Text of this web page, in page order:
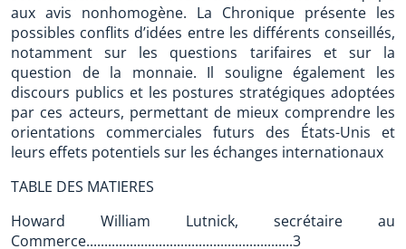
aux avis nonhomogène. La Chronique présente les
possibles conflits d’idées entre les différents conseillés,
notamment sur les questions tarifaires et sur la
question de la monnaie. Il souligne également les
discours publics et les postures stratégiques adoptées
par ces acteurs, permettant de mieux comprendre les
orientations commerciales futurs des États-Unis et
leurs effets potentiels sur les échanges internationaux
TABLE DES MATIERES
Howard William Lutnick, secrétaire au
Commerce.........................................................3